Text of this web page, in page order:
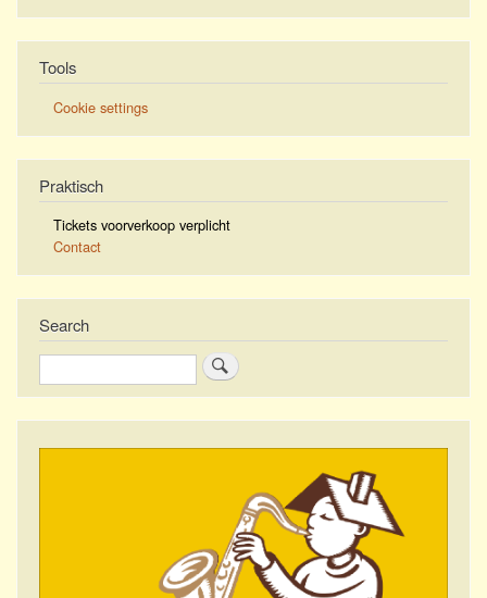
Tools
Cookie settings
Praktisch
Tickets voorverkoop verplicht
Contact
Search
Zoeken